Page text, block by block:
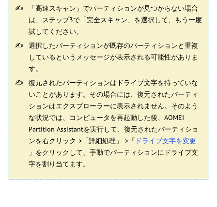
「高速スキャン」でパーティションが見つからない場合
は、ステップ3で「完全スキャン」を選択して、もう一度
試してください。
選択したパーティションが既存のパーティションと重複
しているというメッセージが表示される可能性がありま
す。
復元されたパーティションはドライブ文字を持っていな
いことがあります。その場合には、復元されたパーティ
ションはエクスプローラーに表示されません。そのよう
な状況では、コンピュータを再起動した後、AOMEI
Partition Assistantを実行して、復元されたパーティショ
ンを右クリック->「詳細処理」->「 ドライブ文字を変更
」をクリックして、手動でパーティションにドライブ文
字を割り当てます。